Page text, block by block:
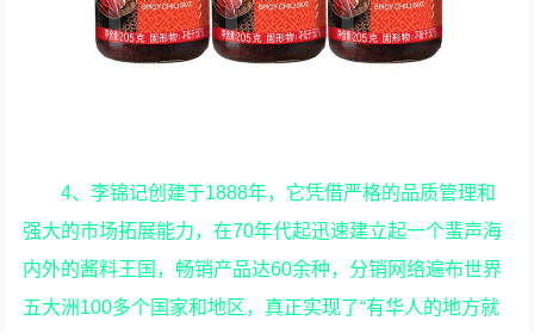
4、李锦记创建于1888年，它凭借严格的品质管理和
强大的市场拓展能力，在70年代起迅速建立起一个蜚声海
内外的酱料王国，畅销产品达60余种，分销网络遍布世界
五大洲100多个国家和地区，真正实现了“有华人的地方就